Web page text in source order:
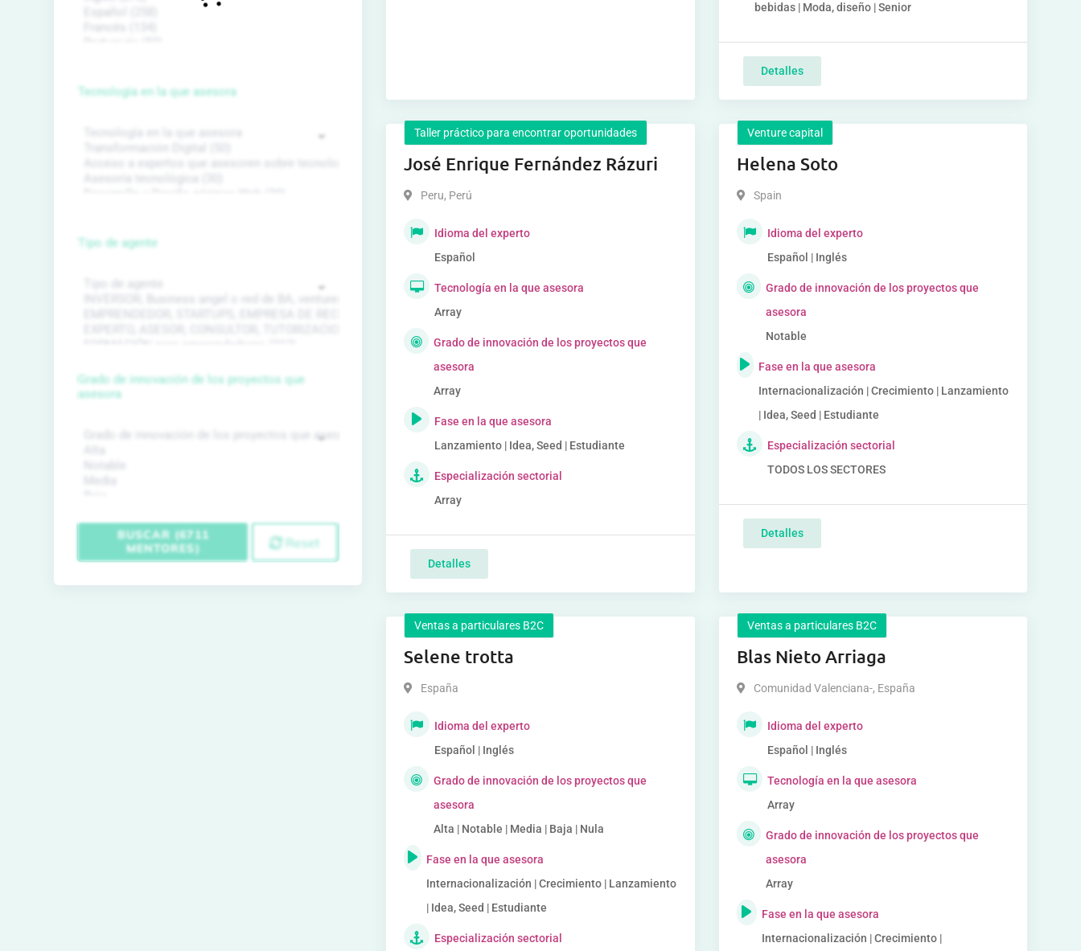
bebidas | Moda, diseño | Senior
Detalles
Taller práctico para encontrar oportunidades
José Enrique Fernández Rázuri
Peru, Perú
Idioma del experto
Español
Tecnología en la que asesora
Array
Grado de innovación de los proyectos que
asesora
Array
Fase en la que asesora
Lanzamiento | Idea, Seed | Estudiante
Especialización sectorial
Array
Detalles
Venture capital
Helena Soto
Spain
Idioma del experto
Español | Inglés
Grado de innovación de los proyectos que
asesora
Notable
Fase en la que asesora
Internacionalización | Crecimiento | Lanzamiento
| Idea, Seed | Estudiante
Especialización sectorial
TODOS LOS SECTORES
Detalles
Ventas a particulares B2C
Selene trotta
España
Idioma del experto
Español | Inglés
Grado de innovación de los proyectos que
asesora
Alta | Notable | Media | Baja | Nula
Fase en la que asesora
Internacionalización | Crecimiento | Lanzamiento
| Idea, Seed | Estudiante
Especialización sectorial
Ventas a particulares B2C
Blas Nieto Arriaga
Comunidad Valenciana-, España
Idioma del experto
Español | Inglés
Tecnología en la que asesora
Array
Grado de innovación de los proyectos que
asesora
Array
Fase en la que asesora
Internacionalización | Crecimiento |
Tecnología en la que asesora
Tipo de agente
Grado de innovación de los proyectos que
asesora
BUSCAR (6711
MENTORES)
Reset